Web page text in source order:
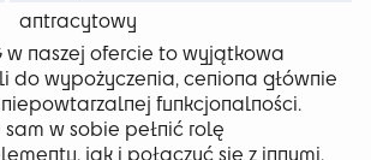
antracytowy
w naszej ofercie to wyjątkowa
do wypożyczenia, ceniona głównie
funkcjonalności.
w sobie pełnić rolę
jak i połączyć się z innymi,